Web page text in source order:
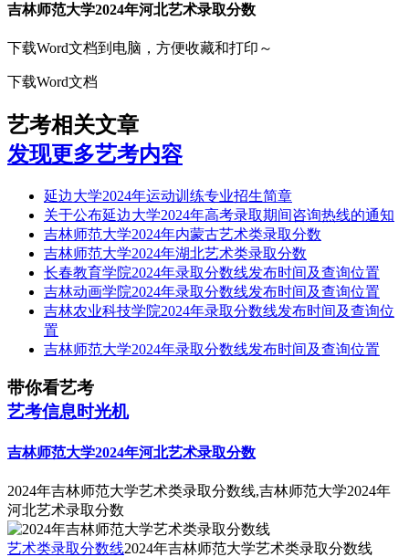
吉林师范大学2024年河北艺术录取分数
下载Word文档到电脑，方便收藏和打印～
下载Word文档
艺考相关文章
发现更多艺考内容
延边大学2024年运动训练专业招生简章
关于公布延边大学2024年高考录取期间咨询热线的通知
吉林师范大学2024年内蒙古艺术类录取分数
吉林师范大学2024年湖北艺术类录取分数
长春教育学院2024年录取分数线发布时间及查询位置
吉林动画学院2024年录取分数线发布时间及查询位置
吉林农业科技学院2024年录取分数线发布时间及查询位
置
吉林师范大学2024年录取分数线发布时间及查询位置
带你看艺考
艺考信息时光机
吉林师范大学2024年河北艺术录取分数
2024年吉林师范大学艺术类录取分数线,吉林师范大学2024年
河北艺术录取分数
艺术类录取分数线2024年吉林师范大学艺术类录取分数线